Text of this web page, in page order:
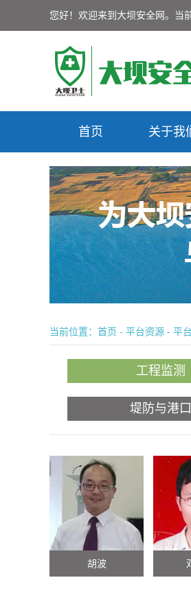
您好！欢迎来到大坝安全网。 当
首页 关于我
当前位置： 首页 - 平台资源 - 平
工程监测
堤防与港口
胡波